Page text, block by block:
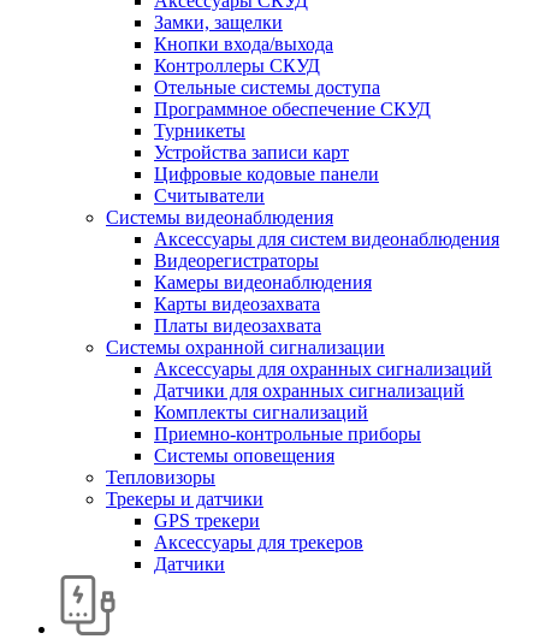
Замки, защелки
Кнопки входа/выхода
Контроллеры СКУД
Отельные системы доступа
Программное обеспечение СКУД
Турникеты
Устройства записи карт
Цифровые кодовые панели
Считыватели
Системы видеонаблюдения
Аксессуары для систем видеонаблюдения
Видеорегистраторы
Камеры видеонаблюдения
Карты видеозахвата
Платы видеозахвата
Системы охранной сигнализации
Аксессуары для охранных сигнализаций
Датчики для охранных сигнализаций
Комплекты сигнализаций
Приемно-контрольные приборы
Системы оповещения
Тепловизоры
Трекеры и датчики
GPS трекери
Аксессуары для трекеров
Датчики